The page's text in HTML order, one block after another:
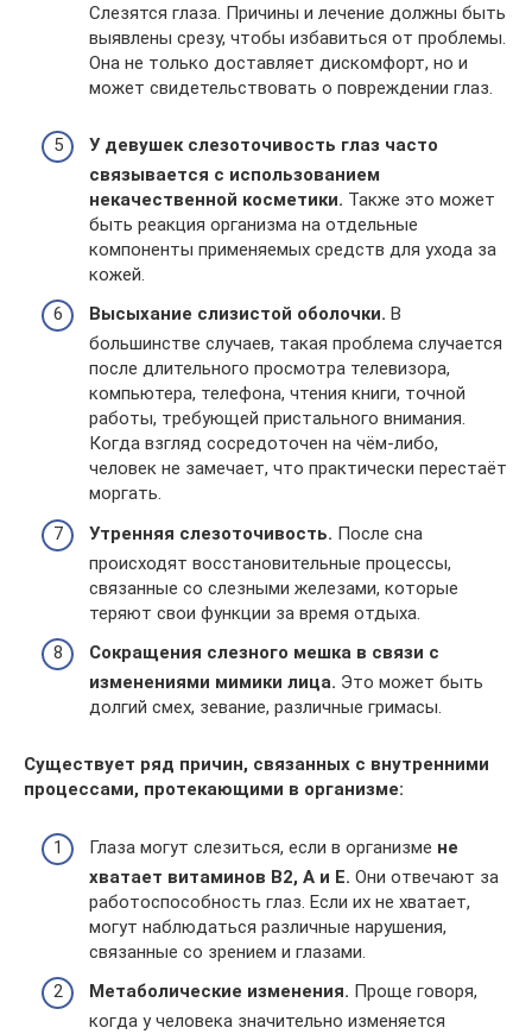
Слезятся глаза. Причины и лечение должны быть
выявлены срезу, чтобы избавиться от проблемы.
Она не только доставляет дискомфорт, но и
может свидетельствовать о повреждении глаз.
У девушек слезоточивость глаз часто
связывается с использованием
некачественной косметики. Также это может
быть реакция организма на отдельные
компоненты применяемых средств для ухода за
кожей.
Высыхание слизистой оболочки. В
большинстве случаев, такая проблема случается
после длительного просмотра телевизора,
компьютера, телефона, чтения книги, точной
работы, требующей пристального внимания.
Когда взгляд сосредоточен на чём-либо,
человек не замечает, что практически перестаёт
моргать.
Утренняя слезоточивость. После сна
происходят восстановительные процессы,
связанные со слезными железами, которые
теряют свои функции за время отдыха.
Сокращения слезного мешка в связи с
изменениями мимики лица. Это может быть
долгий смех, зевание, различные гримасы.
Существует ряд причин, связанных с внутренними
процессами, протекающими в организме:
Глаза могут слезиться, если в организме не
хватает витаминов B2, A и E. Они отвечают за
работоспособность глаз. Если их не хватает,
могут наблюдаться различные нарушения,
связанные со зрением и глазами.
Метаболические изменения. Проще говоря,
когда у человека значительно изменяется